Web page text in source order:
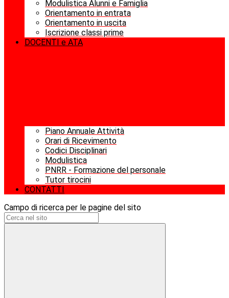
Modulistica Alunni e Famiglia
Orientamento in entrata
Orientamento in uscita
Iscrizione classi prime
DOCENTI e ATA
Piano Annuale Attività
Orari di Ricevimento
Codici Disciplinari
Modulistica
PNRR - Formazione del personale
Tutor tirocini
CONTATTI
Campo di ricerca per le pagine del sito